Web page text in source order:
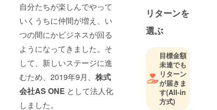
自分たちが楽しんでやって
いくうちに仲間が増え、い
つの間にかビジネスが回る
ようになってきました。そ
して、新しいステージに進
むため、2019年9月、 株式
会社AS ONE として法人化
しました。
本全国1000
名の会員数
を目指し、
その後に海
外へも拠点
を増やし、
世界各国で
自由に仕事
ができる環
リターンを
選ぶ
目標金額
未達でも
リターン
が届きま
す(All-in
方式)